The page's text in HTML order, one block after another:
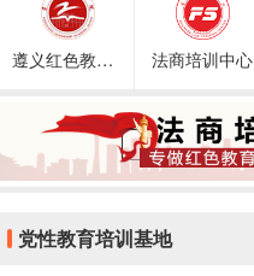
遵义红色教育培训 法商培训中心
党性教育培训基地